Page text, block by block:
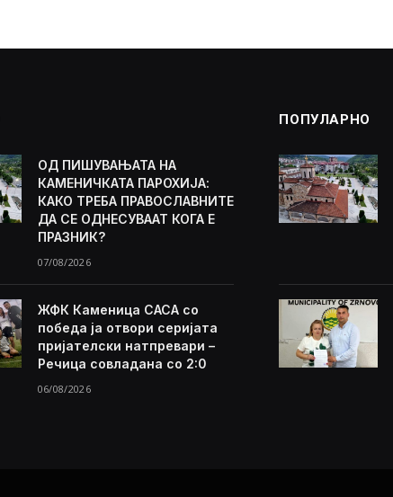
ОД ПИШУВАЊАТА НА
КАМЕНИЧКАТА ПАРОХИЈА:
КАКО ТРЕБА ПРАВОСЛАВНИТЕ
ДА СЕ ОДНЕСУВААТ КОГА Е
ПРАЗНИК?
07/08/2026
ЖФК Каменица САСА со
победа ја отвори серијата
пријателски натпревари –
Речица совладана со 2:0
06/08/2026
ПОПУЛАРНО